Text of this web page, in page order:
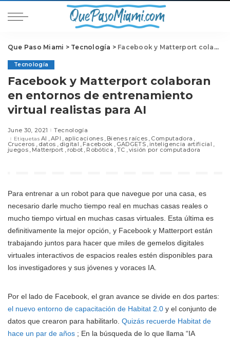
Que Paso Miami > Tecnología > Facebook y Matterport colaboran en entornos de entrenamiento virtual realistas para AI
Tecnología
Facebook y Matterport colaboran
en entornos de entrenamiento
virtual realistas para AI
June 30, 2021 Tecnología
Etiquetas AI API aplicaciones Bienes raíces Computadora
Cruceros datos digital Facebook GADGETS inteligencia artificial
juegos Matterport robot Robótica TC visión por computadora
Para entrenar a un robot para que navegue por una casa, es
necesario darle mucho tiempo real en muchas casas reales o
mucho tiempo virtual en muchas casas virtuales. Esta última es
definitivamente la mejor opción, y Facebook y Matterport están
trabajando juntos para hacer que miles de gemelos digitales
virtuales interactivos de espacios reales estén disponibles para
los investigadores y sus jóvenes y voraces IA.
Por el lado de Facebook, el gran avance se divide en dos partes:
el nuevo entorno de capacitación de Habitat 2.0 y el conjunto de
datos que crearon para habilitarlo. Quizás recuerde Habitat de
hace un par de años ; En la búsqueda de lo que llama “IA